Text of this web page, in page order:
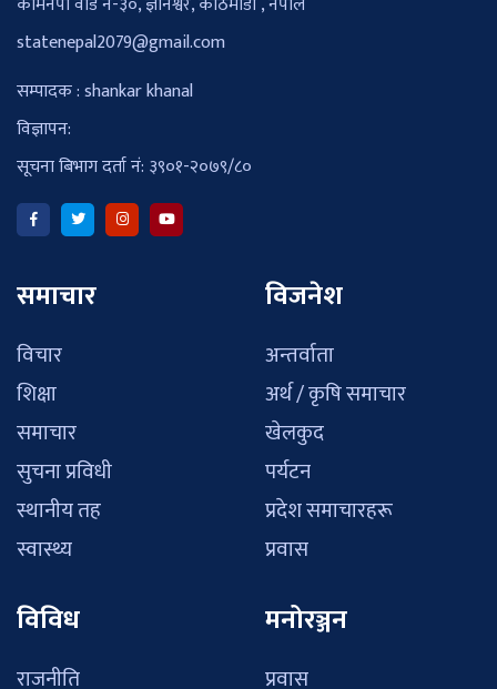
statenepal2079@gmail.com
सम्पादक : shankar khanal
विज्ञापन:
सूचना बिभाग दर्ता नं: ३९०१-२०७९/८०
समाचार
विचार
शिक्षा
समाचार
सुचना प्रविधी
स्थानीय तह
स्वास्थ्य
विजनेश
अन्तर्वाता
अर्थ / कृषि समाचार
खेलकुद
पर्यटन
प्रदेश समाचारहरू
प्रवास
विविध
राजनीति
मनोरञ्जन
प्रवास